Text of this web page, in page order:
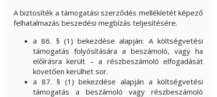
A biztosíték a támogatási szerződés mellékletét képező
felhatalmazás beszedési megbízás teljesítésére.
a 86. § (1) bekezdése alapján: A költségvetési
támogatás folyósítására a beszámoló, vagy ha
előírásra került – a részbeszámoló elfogadását
követően kerülhet sor.
a 87. § (1) bekezdése alapján a költségvetési
támogatás a beszámoló vagy részbeszámoló